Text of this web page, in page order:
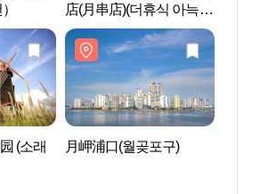
店(月串店)(더휴식 아늑호
텔 월곶점)
(소래
月岬浦口(월곶포구)